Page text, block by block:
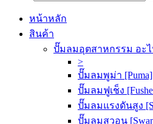
หน้าหลัก
สินค้า
ปั๊มลมอุตสาหกรรม อะไ
>
ปั๊มลมพูม่า [Puma]
ปั๊มลมฟูเช็ง
ปั๊มลมแรงดันสูง
ปั๊มลมสวอน